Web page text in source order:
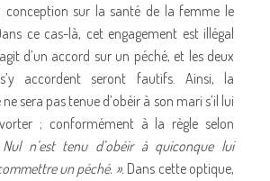
conception sur la santé de la femme le
ce cas-là, cet engagement est illégal
d’un accord sur un péché, et les deux
accordent seront fautifs. Ainsi, la
sera pas tenue d’obéir à son mari s’il lui
; conformément à la règle selon
n’est tenu d’obéir à quiconque lui
un péché. ». Dans cette optique,